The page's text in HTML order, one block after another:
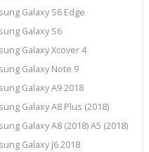
Galaxy S6 Edge
Galaxy S6
Galaxy Xcover 4
Galaxy Note 9
Galaxy A9 2018
Galaxy A8 Plus (2018)
Galaxy A8 (2018) A5 (2018)
Galaxy J6 2018